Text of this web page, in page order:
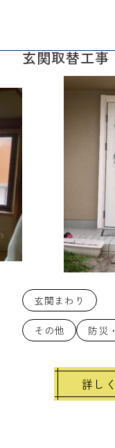
玄関取替工事
玄関まわり
その他 防災
詳し